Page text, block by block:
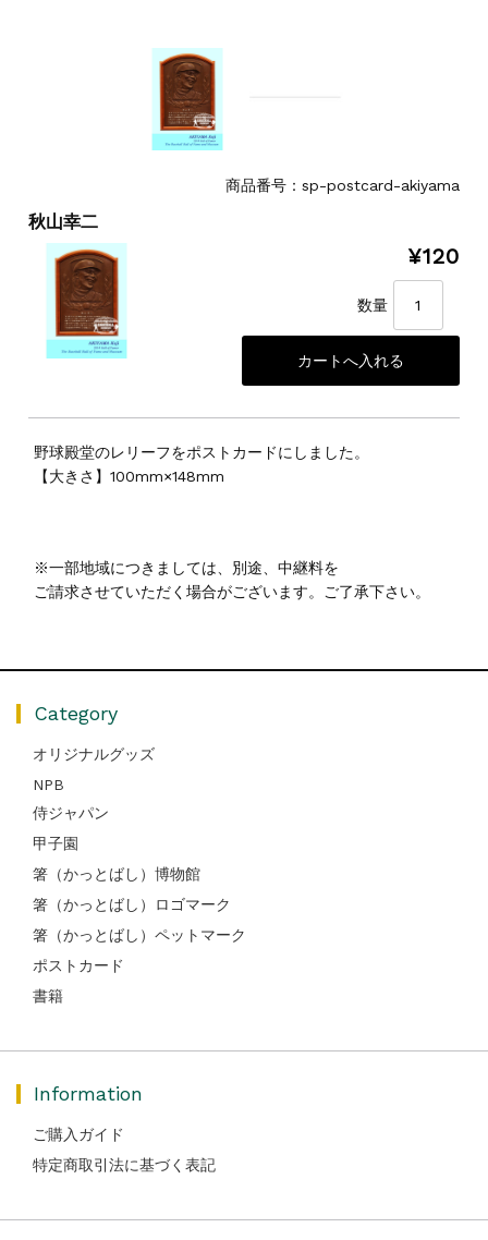
商品番号：sp-postcard-akiyama
秋山幸二
¥120
数量
野球殿堂のレリーフをポストカードにしました。
【大きさ】100mm×148mm
※一部地域につきましては、別途、中継料を
ご請求させていただく場合がございます。ご了承下さい。
Category
オリジナルグッズ
NPB
侍ジャパン
甲子園
箸（かっとばし）博物館
箸（かっとばし）ロゴマーク
箸（かっとばし）ペットマーク
ポストカード
書籍
Information
ご購入ガイド
特定商取引法に基づく表記